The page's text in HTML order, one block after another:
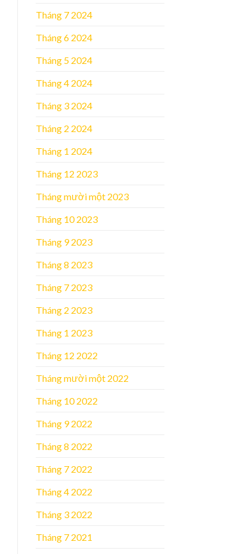
Tháng 7 2024
Tháng 6 2024
Tháng 5 2024
Tháng 4 2024
Tháng 3 2024
Tháng 2 2024
Tháng 1 2024
Tháng 12 2023
Tháng mười một 2023
Tháng 10 2023
Tháng 9 2023
Tháng 8 2023
Tháng 7 2023
Tháng 2 2023
Tháng 1 2023
Tháng 12 2022
Tháng mười một 2022
Tháng 10 2022
Tháng 9 2022
Tháng 8 2022
Tháng 7 2022
Tháng 4 2022
Tháng 3 2022
Tháng 7 2021